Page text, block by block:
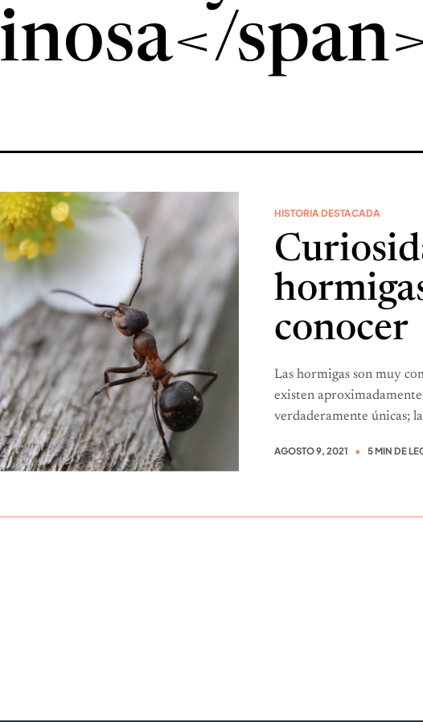
HISTORIA DESTACADA
conocer
Las hormigas son muy
existen aproximadamente
verdaderamente únicas;
AGOSTO 9, 2021 5 MIN DE